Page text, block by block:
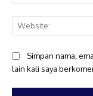
Simpan nama,
lain kali saya